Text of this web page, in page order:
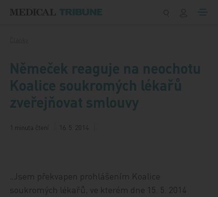
Němeček reaguje na neochotu
Koalice soukromých lékařů
zveřejňovat smlouvy
1 minuta čtení 16. 5. 2014
„Jsem překvapen prohlášením Koalice
soukromých lékařů, ve kterém dne 15. 5. 2014